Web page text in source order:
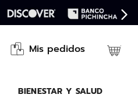
Mis pedidos
BIENESTAR Y SALUD